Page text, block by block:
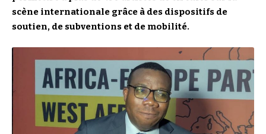
scène internationale grâce à des dispositifs de
soutien, de subventions et de mobilité.